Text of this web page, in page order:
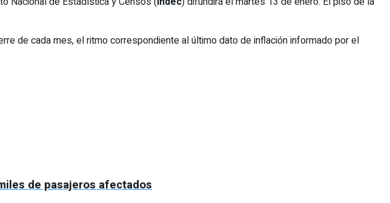
de cada mes, el ritmo correspondiente al último dato de inflación informado por el
de pasajeros afectados